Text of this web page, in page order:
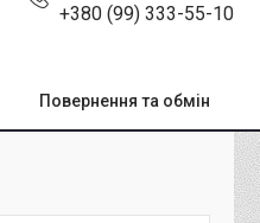
+380 (99) 333-55-10
Повернення та обмін